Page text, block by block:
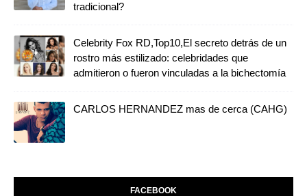
tradicional?
Celebrity Fox RD,Top10,El secreto detrás de un
rostro más estilizado: celebridades que
admitieron o fueron vinculadas a la bichectomía
CARLOS HERNANDEZ mas de cerca (CAHG)
FACEBOOK